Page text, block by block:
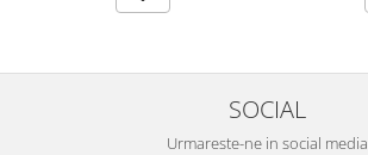
SOCIAL
Urmareste-ne in social media